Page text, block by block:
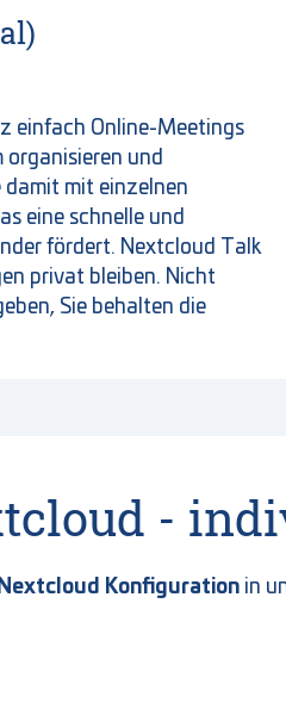
einfach Online-Meetings
organisieren und
damit mit einzelnen
eine schnelle und
fördert. Nextcloud Talk
privat bleiben. Nicht
Sie behalten die
-
Konfiguration in